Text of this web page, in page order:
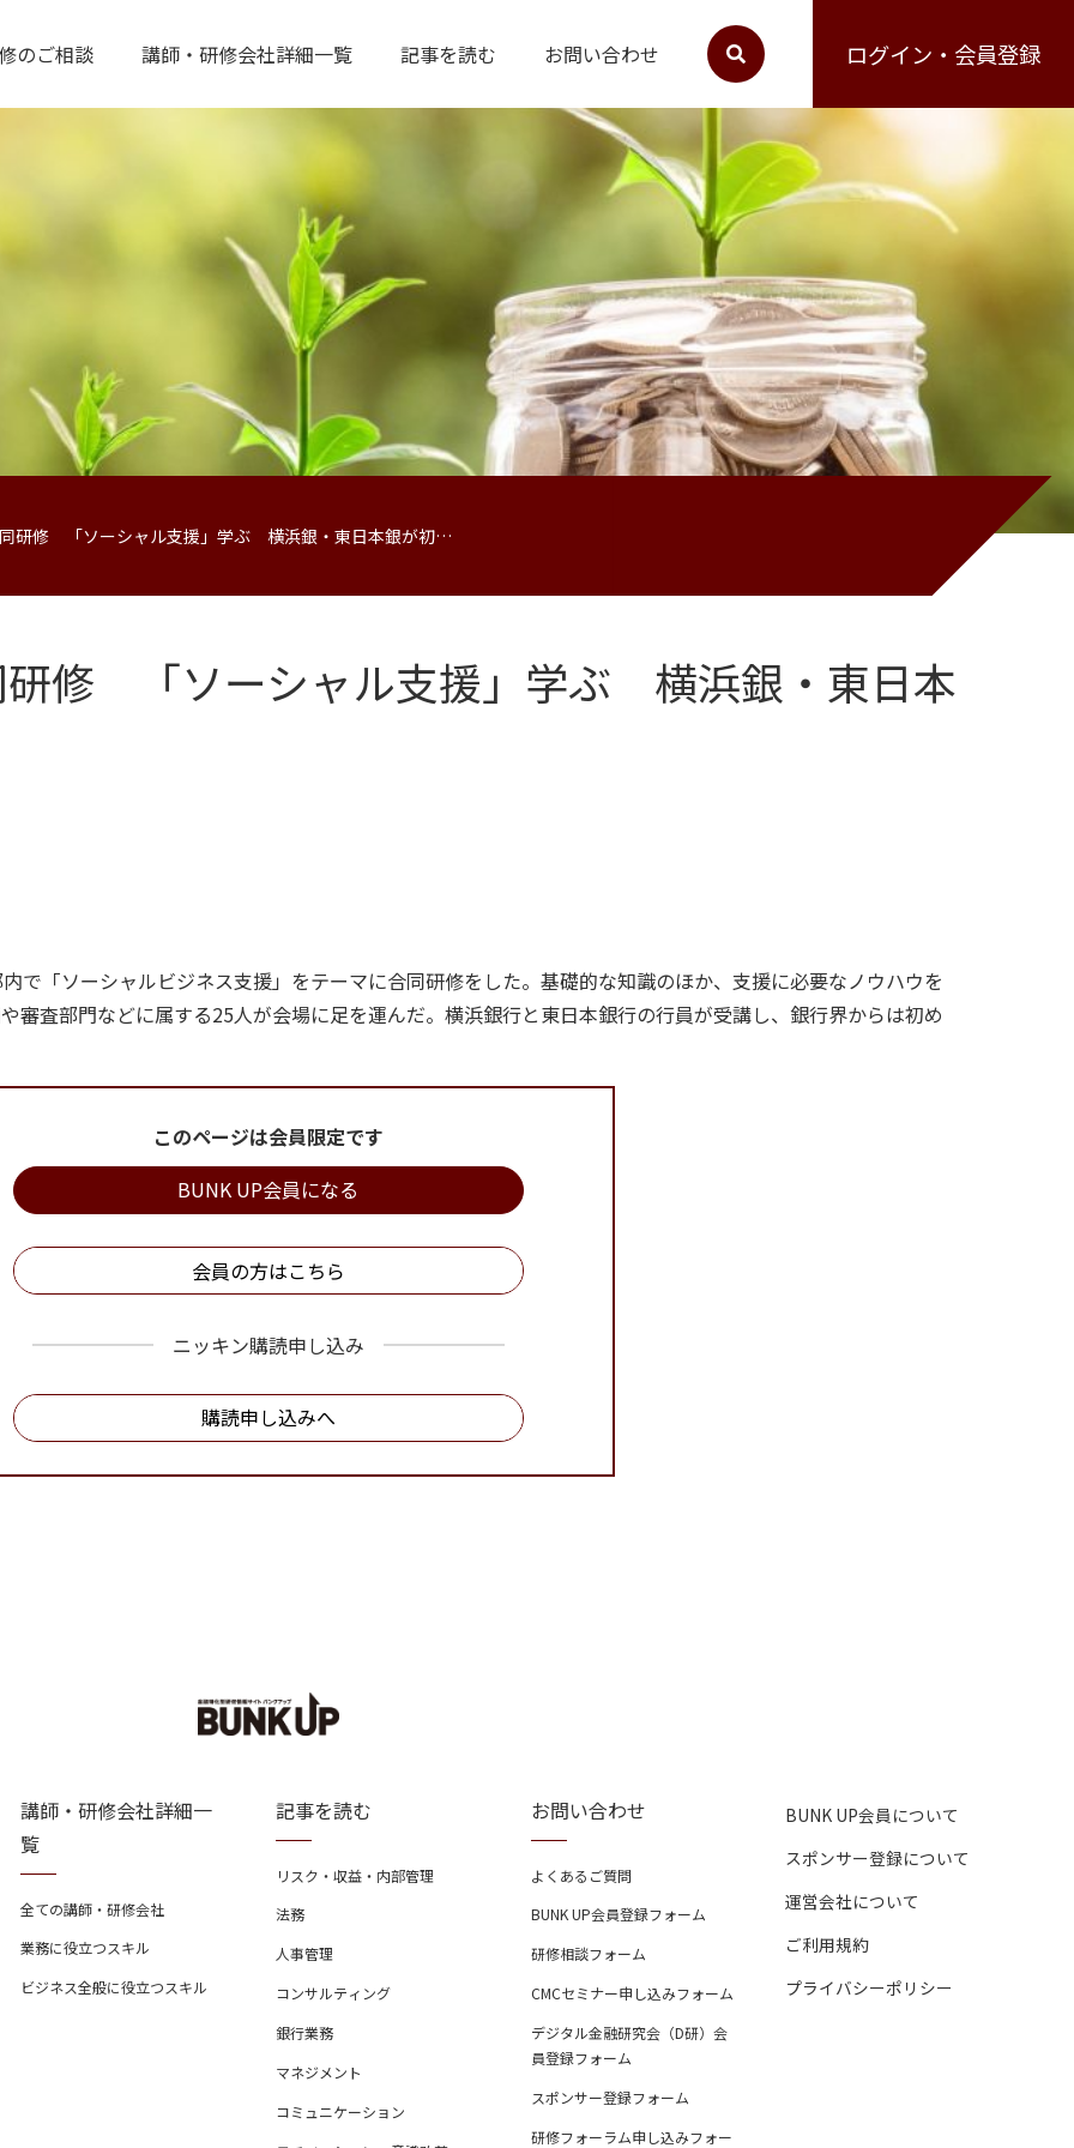
のご相談 講師・研修会社詳細一覧 記事を読む お問い合わせ ログイン・会員登録
研修 「ソーシャル支援」学ぶ 横浜銀・東日本銀が初…
研修 「ソーシャル支援」学ぶ 横浜銀・東日本
で「ソーシャルビジネス支援」をテーマに合同研修をした。基礎的な知識のほか、支援に必要なノウハウを
審査部門などに属する25人が会場に足を運んだ。横浜銀行と東日本銀行の行員が受講し、銀行界からは初め
このページは会員限定です
BUNK UP会員になる
会員の方はこちら
ニッキン購読申し込み
購読申し込みへ
講師・研修会社詳細一
覧
全ての講師・研修会社
業務に役立つスキル
ビジネス全般に役立つスキル
記事を読む
リスク・収益・内部管理
法務
人事管理
コンサルティング
銀行業務
マネジメント
コミュニケーション
お問い合わせ
よくあるご質問
BUNK UP会員登録フォーム
研修相談フォーム
CMCセミナー申し込みフォーム
デジタル金融研究会（D研）会
員登録フォーム
スポンサー登録フォーム
研修フォーラム申し込みフォー
BUNK UP会員について
スポンサー登録について
運営会社について
ご利用規約
プライバシーポリシー